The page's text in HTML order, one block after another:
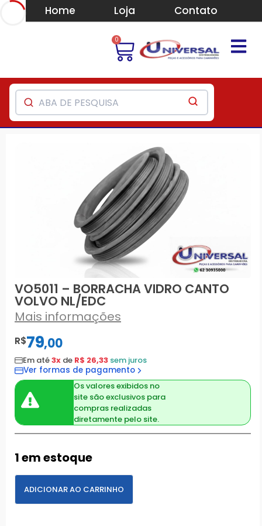
Home Loja Contato
0
VO5011 – BORRACHA VIDRO CANTO
VOLVO NL/EDC
Mais informações
R$79,00
Em até3x de R$ 26,33 sem juros
Ver formas de pagamento
Os valores exibidos no
site são exclusivos para
compras realizadas
diretamente pelo site.
1 em estoque
ADICIONAR AO CARRINHO